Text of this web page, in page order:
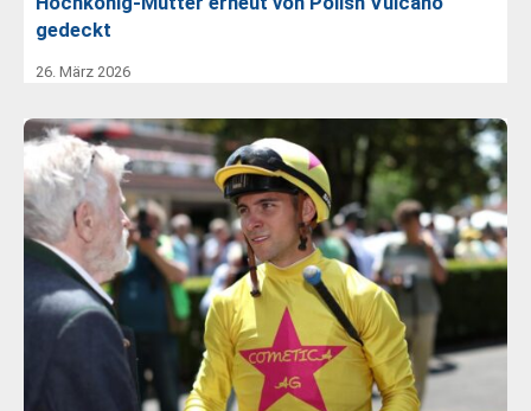
gedeckt
26. März 2026